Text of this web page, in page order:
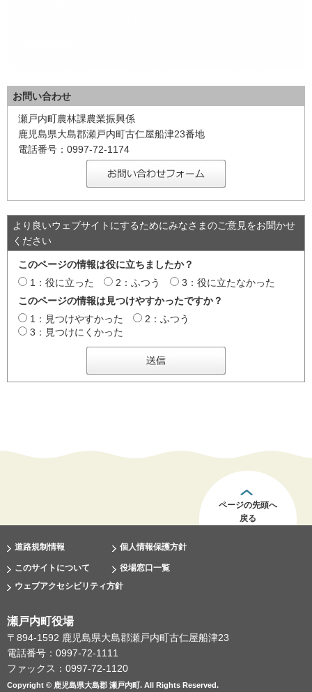
お問い合わせ
瀬戸内町農林課農業振興係
鹿児島県大島郡瀬戸内町古仁屋船津23番地
電話番号：0997-72-1174
より良いウェブサイトにするためにみなさまのご意見をお聞かせ
ください
このページの情報は役に立ちましたか？
1：役に立った
2：ふつう
3：役に立たなかった
このページの情報は見つけやすかったですか？
1：見つけやすかった
2：ふつう
3：見つけにくかった
ページの先頭へ
戻る
道路規制情報 個人情報保護方針
このサイトについて
役場窓口一覧
ウェブアクセシビリティ方針
瀬戸内町役場
〒894-1592 鹿児島県大島郡瀬戸内町古仁屋船津23
電話番号：0997-72-1111
ファックス：0997-72-1120
Copyright © 鹿児島県大島郡 瀬戸内町. All Rights Reserved.